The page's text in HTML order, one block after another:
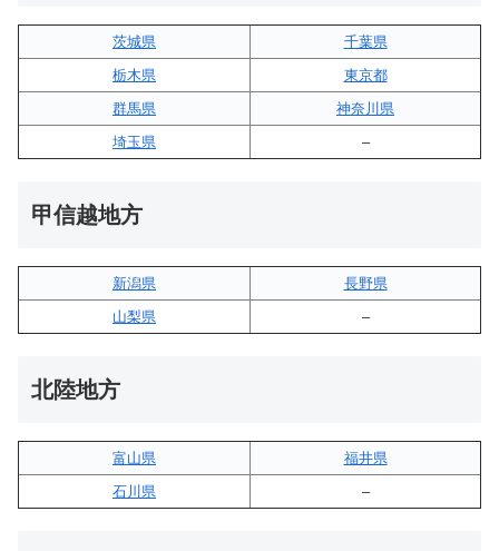
茨城県
千葉県
栃木県
東京都
群馬県
神奈川県
埼玉県
–
甲信越地方
新潟県
長野県
山梨県
–
北陸地方
富山県
福井県
石川県
–